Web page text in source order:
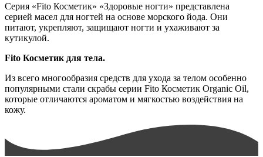
Серия «Fito Косметик» «Здоровые ногти» представлена
серией масел для ногтей на основе морского йода. Они
питают, укрепляют, защищают ногти и ухаживают за
кутикулой.
Fito Косметик для тела.
Из всего многообразия средств для ухода за телом особенно
популярными стали скрабы серии Fito Косметик Organic Oil,
которые отличаются ароматом и мягкостью воздействия на
кожу.